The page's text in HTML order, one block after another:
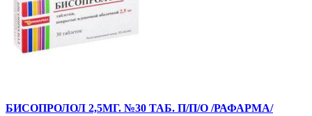
БИСОПРОЛОЛ 2,5МГ. №30 ТАБ. П/П/О /РАФАРМА/